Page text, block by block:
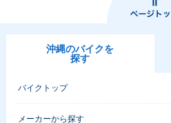
沖縄のバイクを
探す
バイクトップ
メーカーから探す